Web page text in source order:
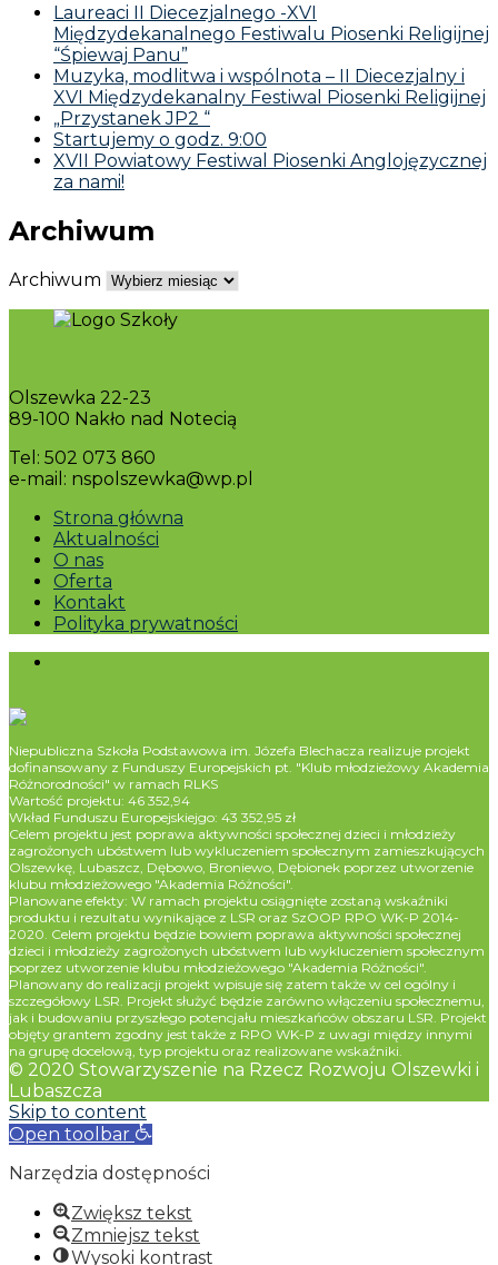
Laureaci II Diecezjalnego -XVI
Międzydekanalnego Festiwalu Piosenki Religijnej
“Śpiewaj Panu”
Muzyka, modlitwa i wspólnota – II Diecezjalny i
XVI Międzydekanalny Festiwal Piosenki Religijnej
„Przystanek JP2 “
Startujemy o godz. 9:00
XVII Powiatowy Festiwal Piosenki Anglojęzycznej
za nami!
Archiwum
Archiwum
Olszewka 22-23
89-100 Nakło nad Notecią
Tel: 502 073 860
e-mail: nspolszewka@wp.pl
Strona główna
Aktualności
O nas
Oferta
Kontakt
Polityka prywatności
Niepubliczna Szkoła Podstawowa im. Józefa Blechacza realizuje projekt
dofinansowany z Funduszy Europejskich pt. "Klub młodzieżowy Akademia
Różnorodności" w ramach RLKS
Wartość projektu: 46 352,94
Wkład Funduszu Europejskiejgo: 43 352,95 zł
Celem projektu jest poprawa aktywności społecznej dzieci i młodzieży
zagrożonych ubóstwem lub wykluczeniem społecznym zamieszkujących
Olszewkę, Lubaszcz, Dębowo, Broniewo, Dębionek poprzez utworzenie
klubu młodzieżowego "Akademia Różności".
Planowane efekty: W ramach projektu osiągnięte zostaną wskaźniki
produktu i rezultatu wynikające z LSR oraz SzOOP RPO WK-P 2014-
2020. Celem projektu będzie bowiem poprawa aktywności społecznej
dzieci i młodzieży zagrożonych ubóstwem lub wykluczeniem społecznym
poprzez utworzenie klubu młodzieżowego "Akademia Różności".
Planowany do realizacji projekt wpisuje się zatem także w cel ogólny i
szczegółowy LSR. Projekt służyć będzie zarówno włączeniu społecznemu,
jak i budowaniu przyszłego potencjału mieszkańców obszaru LSR. Projekt
objęty grantem zgodny jest także z RPO WK-P z uwagi między innymi
na grupę docelową, typ projektu oraz realizowane wskaźniki.
© 2020 Stowarzyszenie na Rzecz Rozwoju Olszewki i
Lubaszcza
Skip to content
Open toolbar
Narzędzia dostępności
Zwiększ tekst
Zmniejsz tekst
Wysoki kontrast